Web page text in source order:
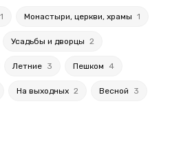
1 Монастыри, церкви, храмы 1
Усадьбы и дворцы 2
Летние 3 Пешком 4
На выходных 2 Весной 3